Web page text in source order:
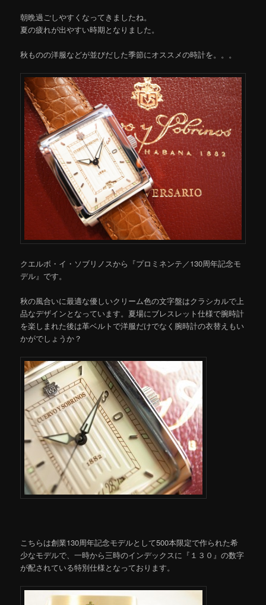
朝晩過ごしやすくなってきましたね。
夏の疲れが出やすい時期となりました。
秋ものの洋服などが並びだした季節にオススメの時計を。。。
クエルボ・イ・ソブリノスから『プロミネンテ／130周年記念モ
デル』です。
秋の風合いに最適な優しいクリーム色の文字盤はクラシカルで上
品なデザインとなっています。夏場にブレスレット仕様で腕時計
を楽しまれた後は革ベルトで洋服だけでなく腕時計の衣替えもい
かがでしょうか？
こちらは創業130周年記念モデルとして500本限定で作られた希
少なモデルで、一時から三時のインデックスに『１３０』の数字
が配されている特別仕様となっております。